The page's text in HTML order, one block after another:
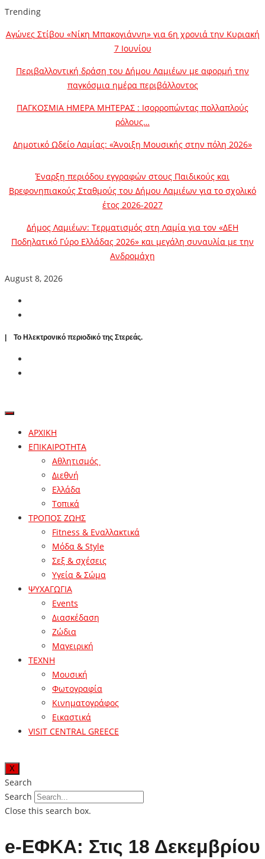
Trending
Αγώνες Στίβου «Νίκη Μπακογιάννη» για 6η χρονιά την Κυριακή
7 Ιουνίου
Περιβαλλοντική δράση του Δήμου Λαμιέων με αφορμή την
παγκόσμια ημέρα περιβάλλοντος
ΠΑΓΚΟΣΜΙΑ ΗΜΕΡΑ ΜΗΤΕΡΑΣ : Ισορροπώντας πολλαπλούς
ρόλους…
Δημοτικό Ωδείο Λαμίας: «Άνοιξη Μουσικής στην πόλη 2026»
Έναρξη περιόδου εγγραφών στους Παιδικούς και
Βρεφονηπιακούς Σταθμούς του Δήμου Λαμιέων για το σχολικό
έτος 2026-2027
Δήμος Λαμιέων: Τερματισμός στη Λαμία για τον «ΔΕΗ
Ποδηλατικό Γύρο Ελλάδας 2026» και μεγάλη συναυλία με την
Ανδρομάχη
August 8, 2026
| To Ηλεκτρονικό περιοδικό της Στερεάς.
ΑΡΧΙΚΗ
ΕΠΙΚΑΙΡΟΤΗΤΑ
Αθλητισμός
Διεθνή
Ελλάδα
Τοπικά
ΤΡΟΠΟΣ ΖΩΗΣ
Fitness & Εναλλακτικά
Μόδα & Style
Σεξ & σχέσεις
Υγεία & Σώμα
ΨΥΧΑΓΩΓΙΑ
Events
Διασκέδαση
Ζώδια
Μαγειρική
ΤΕΧΝΗ
Μουσική
Φωτογραφία
Κινηματογράφος
Εικαστικά
VISIT CENTRAL GREECE
X
Search
Search
Close this search box.
e-ΕΦΚΑ: Στις 18 Δεκεμβρίου